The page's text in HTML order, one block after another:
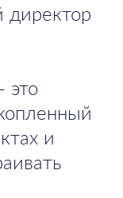
директор
это
и